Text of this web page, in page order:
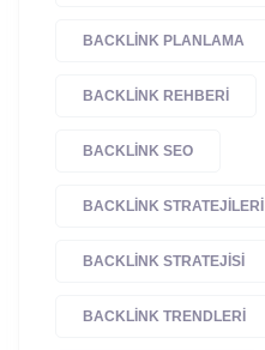
BACKLINK PLANLAMA
BACKLINK REHBERI
BACKLINK SEO
BACKLINK STRATEJILERI
BACKLINK STRATEJISI
BACKLINK TRENDLERI